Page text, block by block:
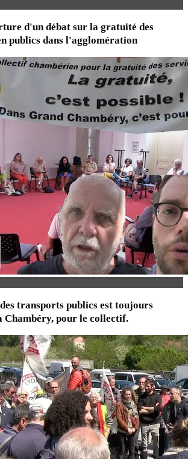
d'un débat sur la gratuité des
publics dans l'agglomération
transports publics est toujours
Chambéry, pour le collectif.